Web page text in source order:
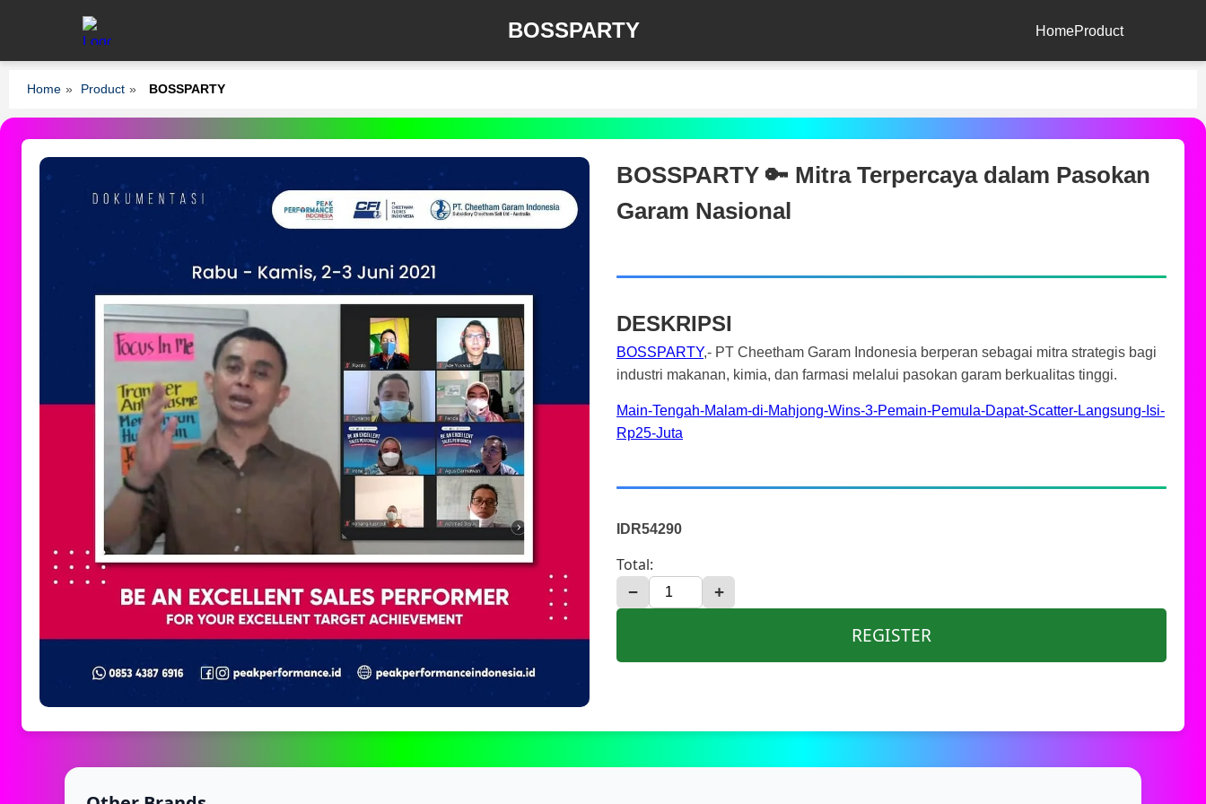
BOSSPARTY HomeProduct
Home » Product » BOSSPARTY
BOSSPARTY 🔑 Mitra Terpercaya dalam Pasokan
Garam Nasional
DESKRIPSI
BOSSPARTY,- PT Cheetham Garam Indonesia berperan sebagai mitra strategis bagi
industri makanan, kimia, dan farmasi melalui pasokan garam berkualitas tinggi.
Main-Tengah-Malam-di-Mahjong-Wins-3-Pemain-Pemula-Dapat-Scatter-Langsung-Isi-
Rp25-Juta
IDR54290
Total:
− +
REGISTER